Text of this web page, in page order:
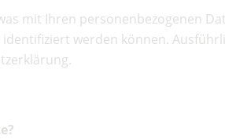
mit Ihren personenbezogenen
werden können.